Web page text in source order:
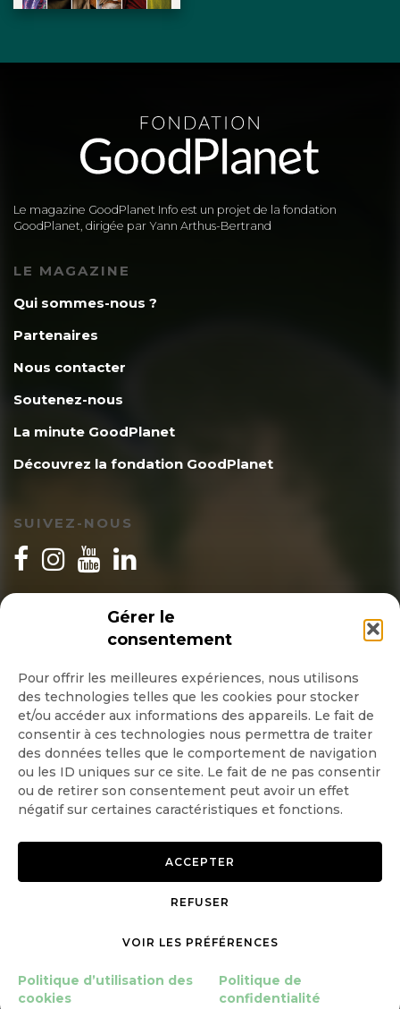
Gérer le
consentement
Pour offrir les meilleures expériences, nous utilisons
des technologies telles que les cookies pour stocker
et/ou accéder aux informations des appareils. Le fait de
consentir à ces technologies nous permettra de traiter
des données telles que le comportement de navigation
ou les ID uniques sur ce site. Le fait de ne pas consentir
ou de retirer son consentement peut avoir un effet
négatif sur certaines caractéristiques et fonctions.
ACCEPTER
REFUSER
VOIR LES PRÉFÉRENCES
Politique d’utilisation des
cookies
Politique de
confidentialité
Le magazine GoodPlanet Info est un projet de la fondation
GoodPlanet, dirigée par Yann Arthus-Bertrand
LE MAGAZINE
Qui sommes-nous ?
Partenaires
Nous contacter
Soutenez-nous
La minute GoodPlanet
Découvrez la fondation GoodPlanet
SUIVEZ-NOUS
INSCRIPTION NEWSLETTER
Quotidienne
Hebdo
OK
Politique de confidentialité
Gérer le consentement